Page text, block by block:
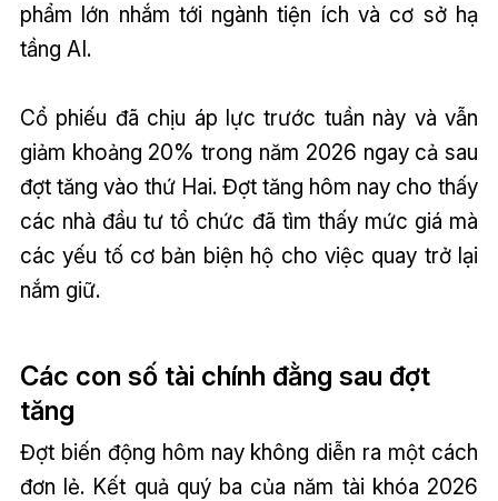
phẩm lớn nhắm tới ngành tiện ích và cơ sở hạ
tầng AI.
Cổ phiếu đã chịu áp lực trước tuần này và vẫn
giảm khoảng 20% trong năm 2026 ngay cả sau
đợt tăng vào thứ Hai. Đợt tăng hôm nay cho thấy
các nhà đầu tư tổ chức đã tìm thấy mức giá mà
các yếu tố cơ bản biện hộ cho việc quay trở lại
nắm giữ.
Các con số tài chính đằng sau đợt
tăng
Đợt biến động hôm nay không diễn ra một cách
đơn lẻ. Kết quả quý ba của năm tài khóa 2026